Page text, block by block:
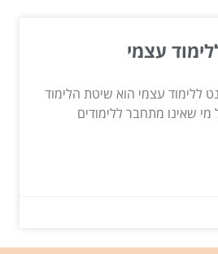
עצמי
ללימוד עצמי הוא שיטת הלימוד
מי שאינו מתחבר ללימודים